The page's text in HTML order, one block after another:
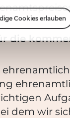
Cookies erlauben
die
dem wir